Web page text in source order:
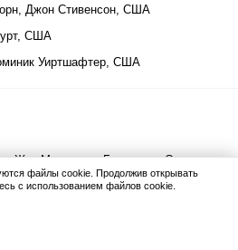
Джон Стивенсон, США
США
Уиртшафтер, США
Жак Мантелло, Багамские Острова
файлы cookie. Продолжив открывать
с использованием файлов cookie.